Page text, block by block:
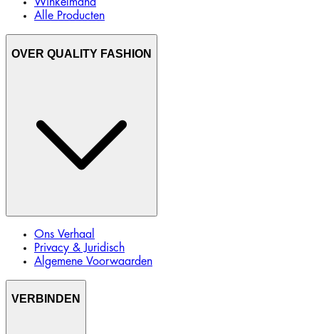
Winkelmand
Alle Producten
OVER QUALITY FASHION
Ons Verhaal
Privacy & Juridisch
Algemene Voorwaarden
VERBINDEN